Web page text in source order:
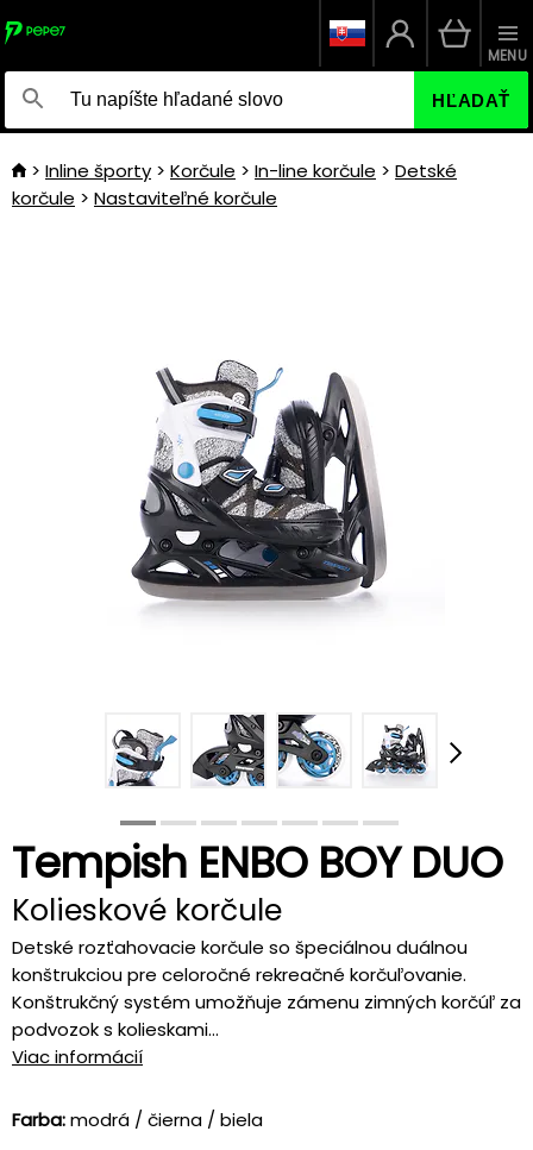
HĽADAŤ
MENU
Inline športy Korčule In-line korčule
Detské
korčule
Nastaviteľné korčule
Tempish ENBO BOY DUO
Kolieskové korčule
Detské rozťahovacie korčule so špeciálnou duálnou
konštrukciou pre celoročné rekreačné korčuľovanie.
Konštrukčný systém umožňuje zámenu zimných korčúľ za
podvozok s kolieskami...
Viac informácií
Farba:modrá / čierna / biela